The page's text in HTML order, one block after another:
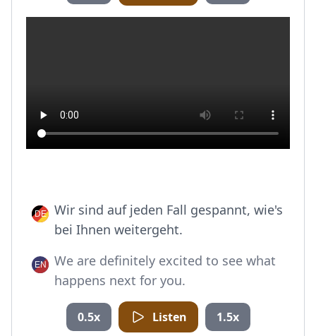
Wir sind auf jeden Fall gespannt, wie's
bei Ihnen weitergeht.
We are definitely excited to see what
happens next for you.
0.5x Listen 1.5x